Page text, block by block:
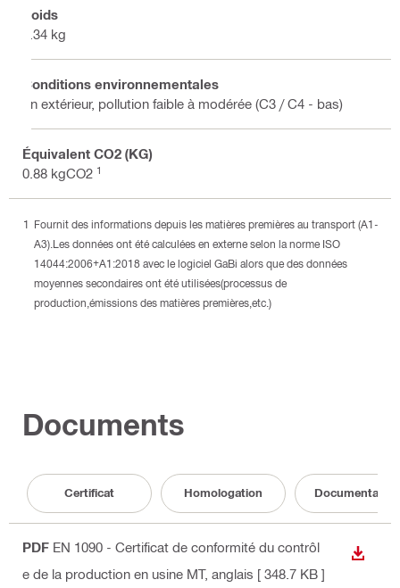
Poids
0.34 kg
Conditions environnementales
En extérieur, pollution faible à modérée (C3 / C4 - bas)
Équivalent CO2 (KG)
0.88 kgCO2 1
Fournit des informations depuis les matières premières au transport (A1-
A3).Les données ont été calculées en externe selon la norme ISO
14044:2006+A1:2018 avec le logiciel GaBi alors que des données
moyennes secondaires ont été utilisées(processus de
production,émissions des matières premières,etc.)
Documents
Certificat Homologation Documentation
PDF EN 1090 - Certificat de conformité du contrôl
e de la production en usine MT, anglais [ 348.7 KB ]